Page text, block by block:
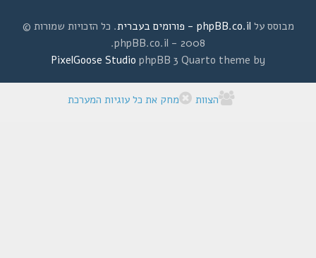
מבוסס עלphpBB.co.il - פורומים בעברית
. כל הזכויות שמורות ©
2008 - phpBB.co.il.
phpBB 3 Quarto theme by
PixelGoose Studio
הצוות מחק את כל עוגיות המערכת